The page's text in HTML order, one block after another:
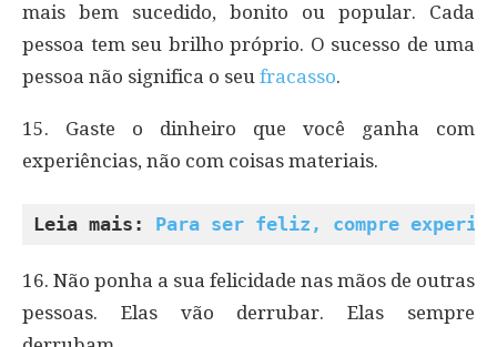
mais bem sucedido, bonito ou popular. Cada
pessoa tem seu brilho próprio. O sucesso de uma
pessoa não significa o seu fracasso.
15. Gaste o dinheiro que você ganha com
experiências, não com coisas materiais.
Leia mais: Para ser feliz, compre
16. Não ponha a sua felicidade nas mãos de outras
pessoas. Elas vão derrubar. Elas sempre